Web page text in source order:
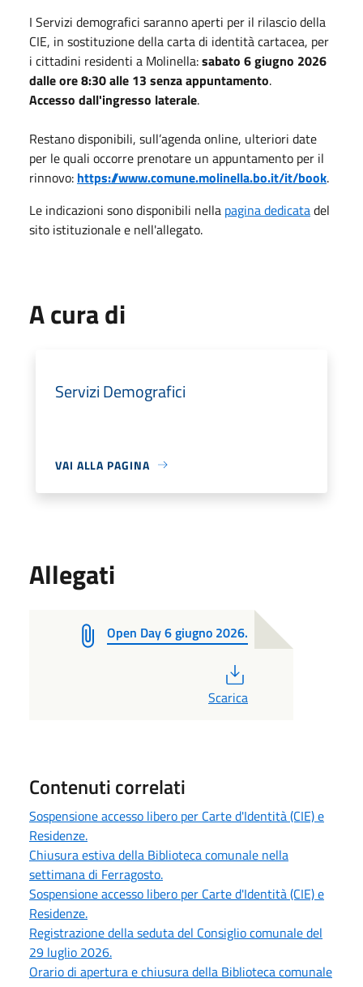
I Servizi demografici saranno aperti per il rilascio della
CIE, in sostituzione della carta di identità cartacea, per
i cittadini residenti a Molinella:sabato 6 giugno 2026
dalle ore 8:30 alle 13 senza appuntamento.
Accesso dall'ingresso laterale.
Restano disponibili, sull’agenda online, ulteriori date
per le quali occorre prenotare un appuntamento per il
rinnovo: https://www.comune.molinella.bo.it/it/book.
Le indicazioni sono disponibili nella pagina dedicatadel
sito istituzionale e nell'allegato.
A cura di
Servizi Demografici
VAI ALLA PAGINA
Allegati
Open Day 6 giugno 2026.
Scarica
Contenuti correlati
Sospensione accesso libero per Carte d'Identità (CIE) e
Residenze.
Chiusura estiva della Biblioteca comunale nella
settimana di Ferragosto.
Sospensione accesso libero per Carte d'Identità (CIE) e
Residenze.
Registrazione della seduta del Consiglio comunale del
29 luglio 2026.
Orario di apertura e chiusura della Biblioteca comunale